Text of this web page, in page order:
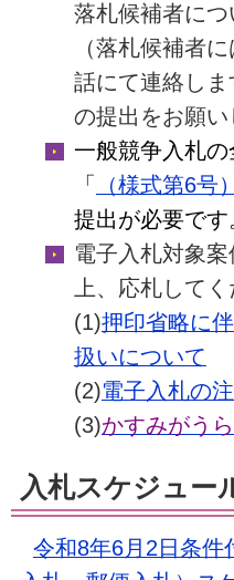
落札候補者につ
（落札候補者
話にて連絡し
の提出をお願い
一般競争入札
「
（様式第6号
提出が必要です
電子入札対象
上、応札してく
(1)押印省略に
扱いについて
(2)電子入札の
(3)かすみがう
入札スケジュー
令和8年6月2日条件